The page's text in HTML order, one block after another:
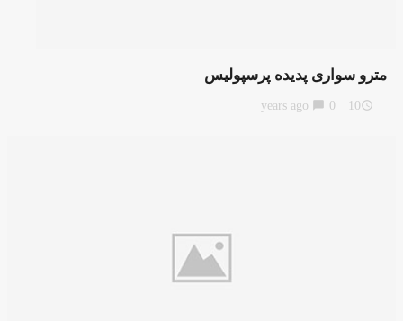
مترو سواری پدیده پرسپولیس
access_time
10 years ago
chat_bubble